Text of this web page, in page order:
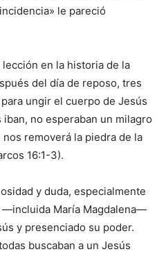
le pareció
en la historia de la
del día de reposo, tres
ungir el cuerpo de Jesús
no esperaban un milagro
removerá la piedra de la
16:1-3).
y duda, especialmente
María Magdalena—
y presenciado su poder.
buscaban a un Jesús